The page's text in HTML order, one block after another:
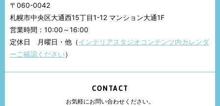
〒060-0042
札幌市中央区大通西15丁目1-12 マンション大通1F
営業時間：10:00～16:00
定休日 月曜日・他（インテリアスタジオコンテンツ内カレンダ
ーご確認ください）
CONTACT
お気軽にお問い合わせください。